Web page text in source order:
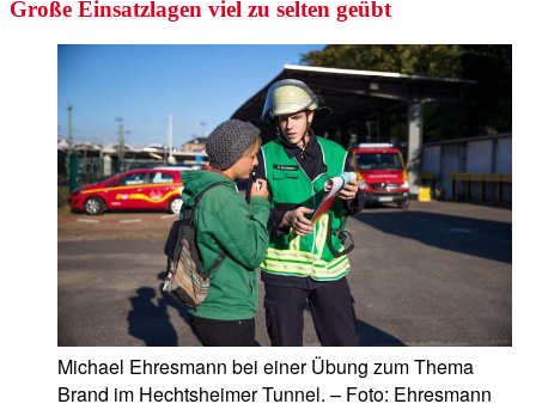
Große Einsatzlagen viel zu selten geübt
Michael Ehresmann bei einer Übung zum Thema
Brand im Hechtsheimer Tunnel. – Foto: Ehresmann